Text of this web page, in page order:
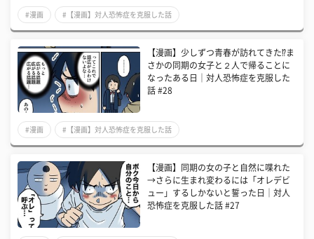
#漫画 #【漫画】対人恐怖症を克服した話
【漫画】少しずつ青春が訪れてきた⁉ま
さかの同期の女子と２人で帰ることに
なったある日│対人恐怖症を克服した
話 #28
#漫画 #【漫画】対人恐怖症を克服した話
【漫画】同期の女の子と自然に喋れた
→さらに生まれ変わるには「オレデビ
ュー」するしかないと誓った日│対人
恐怖症を克服した話 #27